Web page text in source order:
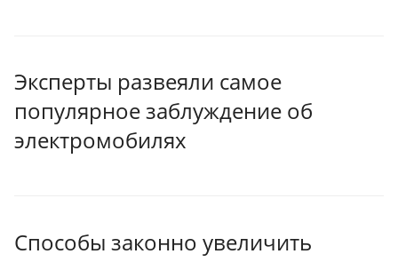
Эксперты развеяли самое
популярное заблуждение об
электромобилях
Способы законно увеличить